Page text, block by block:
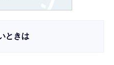
ときは